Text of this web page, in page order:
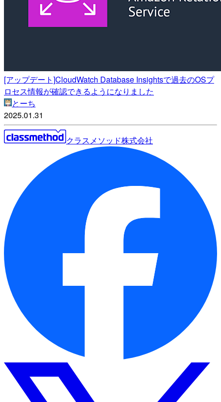
[アップデート]CloudWatch Database Insightsで過去のOSプ
ロセス情報が確認できるようになりました
とーち
2025.01.31
クラスメソッド株式会社